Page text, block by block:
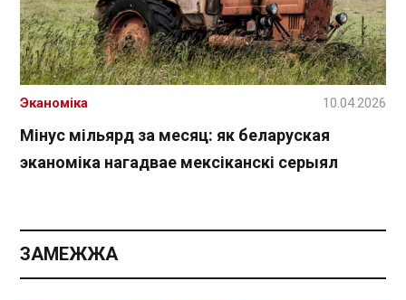
Мінус мільярд за месяц: як беларуская
эканоміка нагадвае мексіканскі серыял
Эканоміка 10.04.2026
ЗАМЕЖЖА